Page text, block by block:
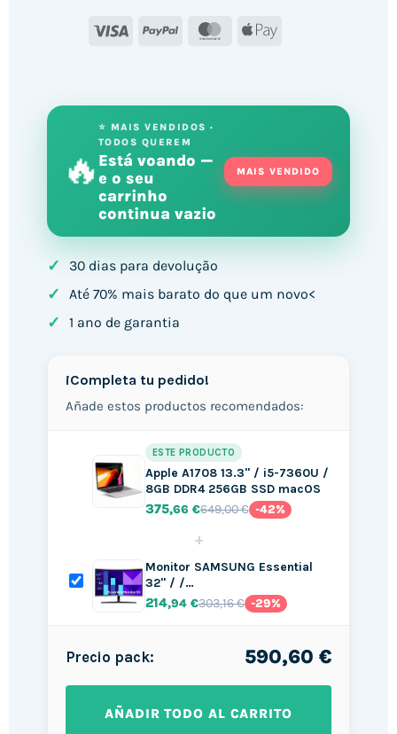
Visa PayPal MasterCard
Apple
🔥
⭐ MAIS VENDIDOS ·
TODOS QUEREM
Está voando —
e o seu
carrinho
continua vazio
MAIS VENDIDO
✓ 30 dias para devolução
✓ Até 70% mais barato do que um novo<
✓ 1 ano de garantia
¡Completa tu pedido!
Añade estos productos recomendados:
ESTE PRODUCTO
Apple A1708 13.3" / i5-7360U /
8GB DDR4 256GB SSD macOS
375,66 €649,00 € -42%
+
Monitor SAMSUNG Essential
32" / /…
214,94 €303,16 € -29%
Precio pack: 590,60 €
AÑADIR TODO AL CARRITO